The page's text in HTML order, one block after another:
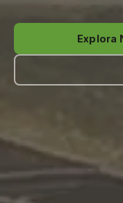
Explora